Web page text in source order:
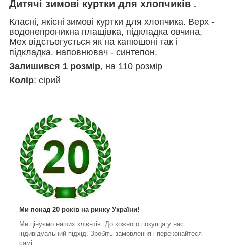
Дитячі зимові куртки для хлопчиків .
Класні, якісні зимові куртки для хлопчика. Верх -
водонепроникна плащівка, підкладка овчина,
Мех відстьогується як на капюшоні так і
підкладка. наповнювач - синтепон.
Залишився 1 розмір, на 110 розмір
Колір: сірий
Ми понад 20 років на ринку України!
Ми цінуємо наших клієнтів. До кожного покупця у нас
індивідуальний підхід. Зробіть замовлення і переконайтеся
самі.